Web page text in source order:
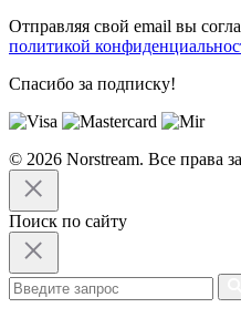
Отправляя свой email вы
политикой
Спасибо за подписку!
© 2026 Norstream. Все права
Поиск по сайту